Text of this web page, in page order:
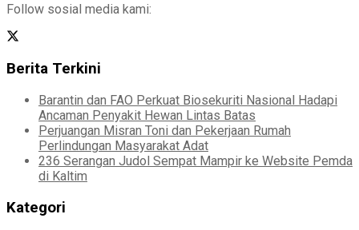
Follow sosial media kami:
Berita Terkini
Barantin dan FAO Perkuat Biosekuriti Nasional Hadapi
Ancaman Penyakit Hewan Lintas Batas
Perjuangan Misran Toni dan Pekerjaan Rumah
Perlindungan Masyarakat Adat
236 Serangan Judol Sempat Mampir ke Website Pemda
di Kaltim
Kategori